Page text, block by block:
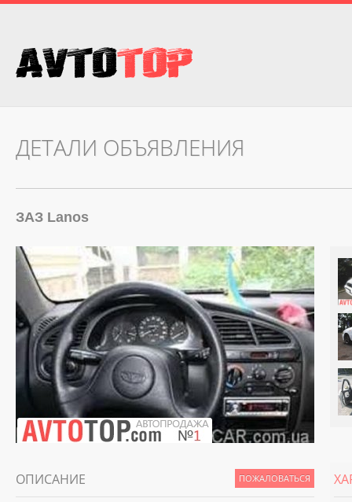
ДЕТАЛИ ОБЪЯВЛЕНИЯ
ЗАЗ Lanos
ОПИСАНИЕ ПОЖАЛОВАТЬСЯ